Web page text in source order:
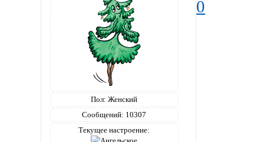
Пол: Женский
Сообщений: 10307
Текущее настроение:
0